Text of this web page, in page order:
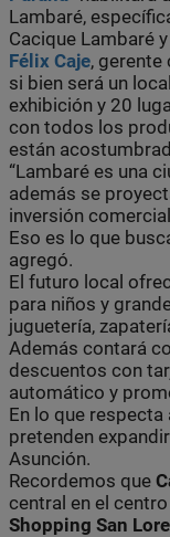
Lambaré,
Cacique Lambaré
Félix Caje, gerente
si bien será un
exhibición y 20
con todos los
están
“Lambaré es una
además se
inversión
Eso es lo que
agregó.
El futuro local
para niños y
juguetería,
Además contará
descuentos con
automático y
En lo que
pretenden
Asunción.
Recordemos que
central en el
Shopping San